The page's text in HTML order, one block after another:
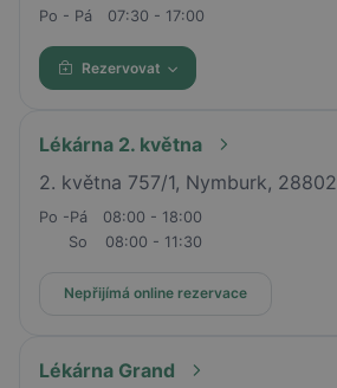
Po - Pá 07:30 - 17:00
Rezervovat
Lékárna 2. května
2. května 757/1, Nymburk, 28802
Po -Pá
08:00 - 18:00
So
08:00 - 11:30
Nepřijímá online rezervace
Lékárna Grand